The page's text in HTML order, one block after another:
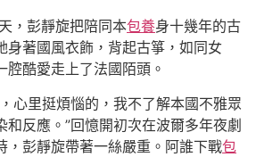
，彭靜旋把陪同本包養身十幾年的古
身著國風衣飾，背起古箏，如同女
酷愛走上了法國陌頭。
心里挺煩惱的，我不了解本國不雅眾
和反應。”回憶開初次在波爾多年夜劇
，彭靜旋帶著一絲嚴重。阿誰下戰包